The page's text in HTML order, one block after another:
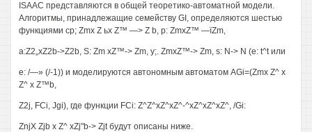
ISAAC представляются в общей теоретико-автоматной модели.
Алгоритмы, принадлежащие семейству GI, определяются шестью
функциями cp; Zmx Z ьх Z™ —> Z b, р: ZmxZ™ —ïZm,
a:Z2„xZ2b->Z2b, S: Zm xZ™-> Zm, y;. ZmxZ™-> Zm, s: N-> N (e: t^t или
e: /—» (/-1)) и моделируются автономным автоматом AGi=(Zmx Z^ x
Z^ x Z™b,
Z2j, FCi, Jgi), где функции FCi: Z^Z^xZ^xZ^-^xZ^xZ^xZ^, /Gi:
ZnjX Zjb x Z^ xZj"b-> Zjt будут описаны ниже.